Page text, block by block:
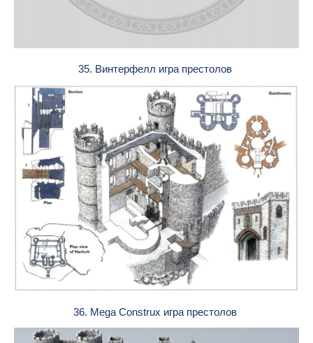
35. Винтерфелл игра престолов
36. Mega Construx игра престолов